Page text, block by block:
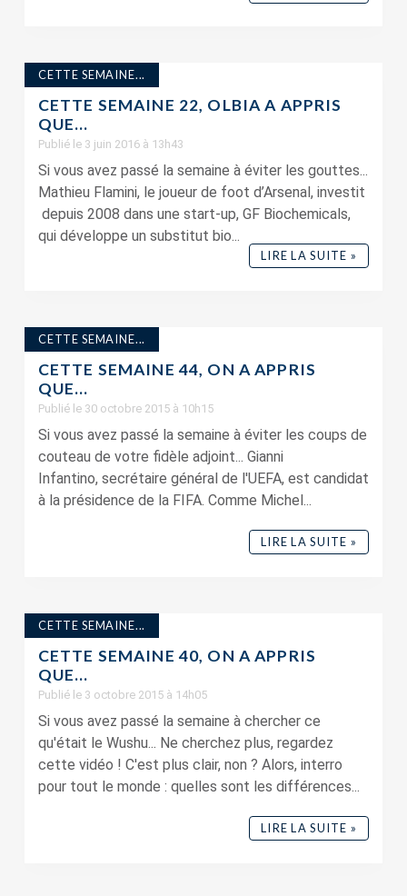
CETTE SEMAINE...
CETTE SEMAINE 22, OLBIA A APPRIS
QUE…
Publié le 3 juin 2016 à 13h43
Si vous avez passé la semaine à éviter les gouttes...
Mathieu Flamini, le joueur de foot d’Arsenal, investit
depuis 2008 dans une start-up, GF Biochemicals,
qui développe un substitut bio...
LIRE LA SUITE »
CETTE SEMAINE...
CETTE SEMAINE 44, ON A APPRIS
QUE…
Publié le 30 octobre 2015 à 10h15
Si vous avez passé la semaine à éviter les coups de
couteau de votre fidèle adjoint... Gianni
Infantino, secrétaire général de l'UEFA, est candidat
à la présidence de la FIFA. Comme Michel...
LIRE LA SUITE »
CETTE SEMAINE...
CETTE SEMAINE 40, ON A APPRIS
QUE…
Publié le 3 octobre 2015 à 14h05
Si vous avez passé la semaine à chercher ce
qu'était le Wushu... Ne cherchez plus, regardez
cette vidéo ! C'est plus clair, non ? Alors, interro
pour tout le monde : quelles sont les différences...
LIRE LA SUITE »